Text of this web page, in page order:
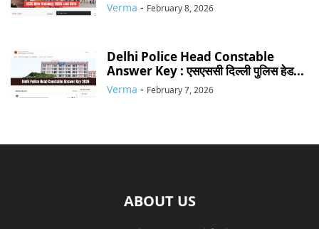
Verma - February 8, 2026
Delhi Police Head Constable
Answer Key : एसएससी दिल्ली पुलिस हेड...
Verma - February 7, 2026
ABOUT US